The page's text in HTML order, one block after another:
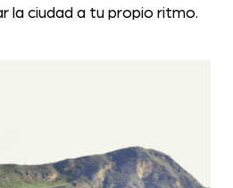
la ciudad a tu propio ritmo.